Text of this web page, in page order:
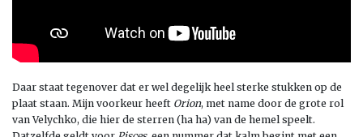
Daar staat tegenover dat er wel degelijk heel sterke stukken op de
plaat staan. Mijn voorkeur heeft Orion, met name door de grote rol
van Velychko, die hier de sterren (ha ha) van de hemel speelt.